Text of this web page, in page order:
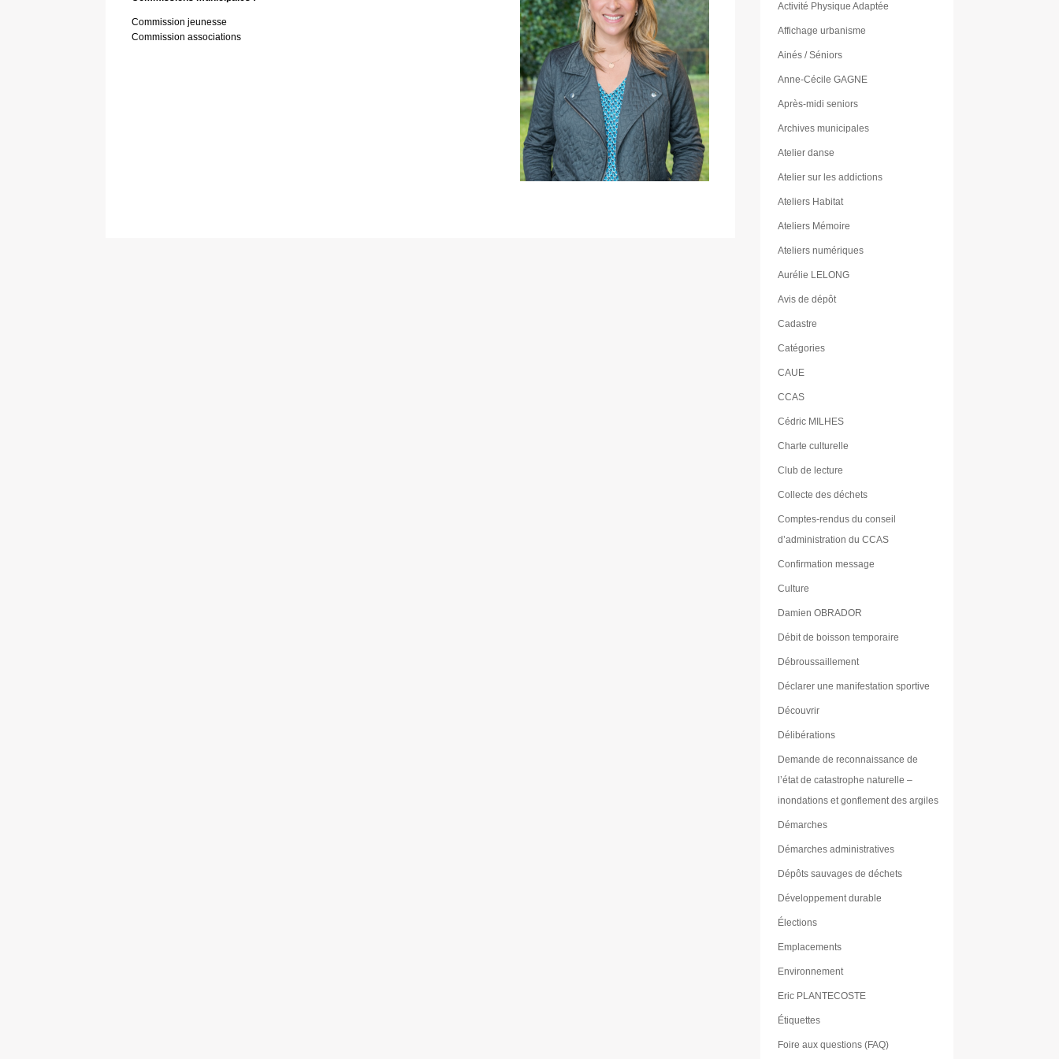
Commission jeunesse
Commission associations
Activité Physique Adaptée
Affichage urbanisme
Ainés / Séniors
Anne-Cécile GAGNE
Après-midi seniors
Archives municipales
Atelier danse
Atelier sur les addictions
Ateliers Habitat
Ateliers Mémoire
Ateliers numériques
Aurélie LELONG
Avis de dépôt
Cadastre
Catégories
CAUE
CCAS
Cédric MILHES
Charte culturelle
Club de lecture
Collecte des déchets
Comptes-rendus du conseil
d’administration du CCAS
Confirmation message
Culture
Damien OBRADOR
Débit de boisson temporaire
Débroussaillement
Déclarer une manifestation sportive
Découvrir
Délibérations
Demande de reconnaissance de
l’état de catastrophe naturelle –
inondations et gonflement des argiles
Démarches
Démarches administratives
Dépôts sauvages de déchets
Développement durable
Élections
Emplacements
Environnement
Eric PLANTECOSTE
Étiquettes
Foire aux questions (FAQ)